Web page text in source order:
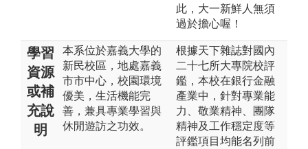
此，大一新鮮人無須
過於擔心喔！
學習
資源
或補
充說
明
本系位於嘉義大學的
新民校區，地處嘉義
市市中心，校園環境
優美，生活機能完
善，兼具專業學習與
休閒遊訪之功效。
根據天下雜誌對國內
二十七所大專院校評
鑑，本校在銀行金融
產業中，針對專業能
力、敬業精神、團隊
精神及工作穩定度等
評鑑項目均能名列前